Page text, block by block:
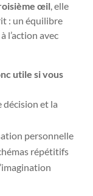
œil , elle
: un équilibre
l’action avec
utile si vous
décision et la
personnelle
répétitifs